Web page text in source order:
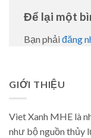
Để lại một
Bạn phải đăng
GIỚI THIỆU
Viet Xanh MHE là
như bộ nguồn thủy